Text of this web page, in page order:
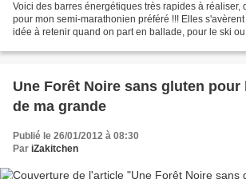
Voici des barres énergétiques très rapides à réaliser,
pour mon semi-marathonien préféré !!! Elles
idée à retenir quand on part en ballade, pour le ski
Une Forêt Noire sans gluten
de ma grande
Publié le 26/01/2012 à 08:30
Par iZakitchen